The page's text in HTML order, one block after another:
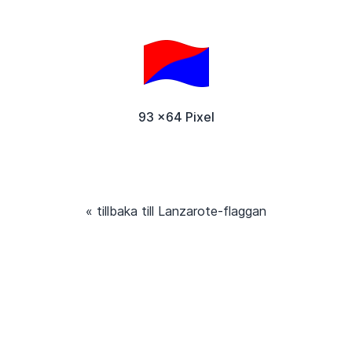
93 x64 Pixel
« tillbaka till Lanzarote-flaggan